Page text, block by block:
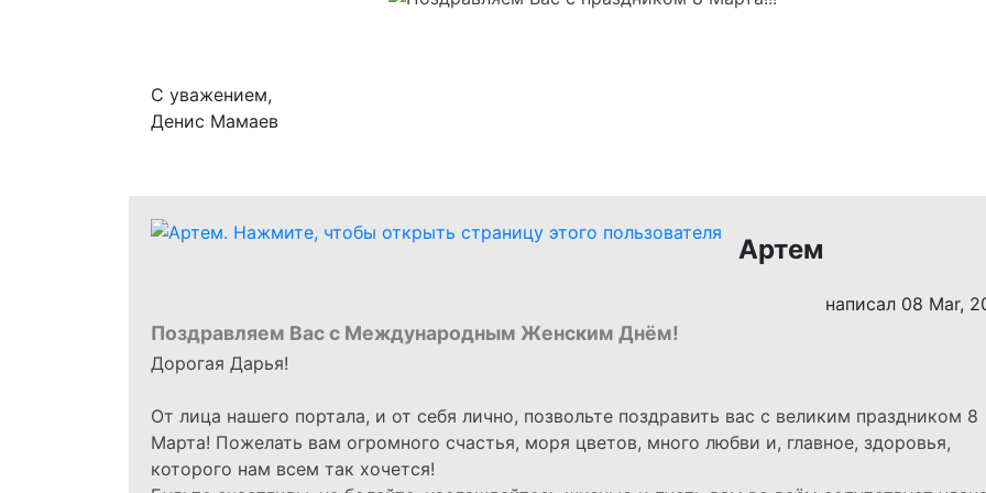
С уважением,
Денис Мамаев
Артем
написал 08 Mar,
Поздравляем Вас с Международным Женским Днём!
Дорогая Дарья!
От лица нашего портала, и от себя лично, позвольте поздравить вас с великим праздником 8
Марта! Пожелать вам огромного счастья, моря цветов, много любви и, главное, здоровья,
которого нам всем так хочется!